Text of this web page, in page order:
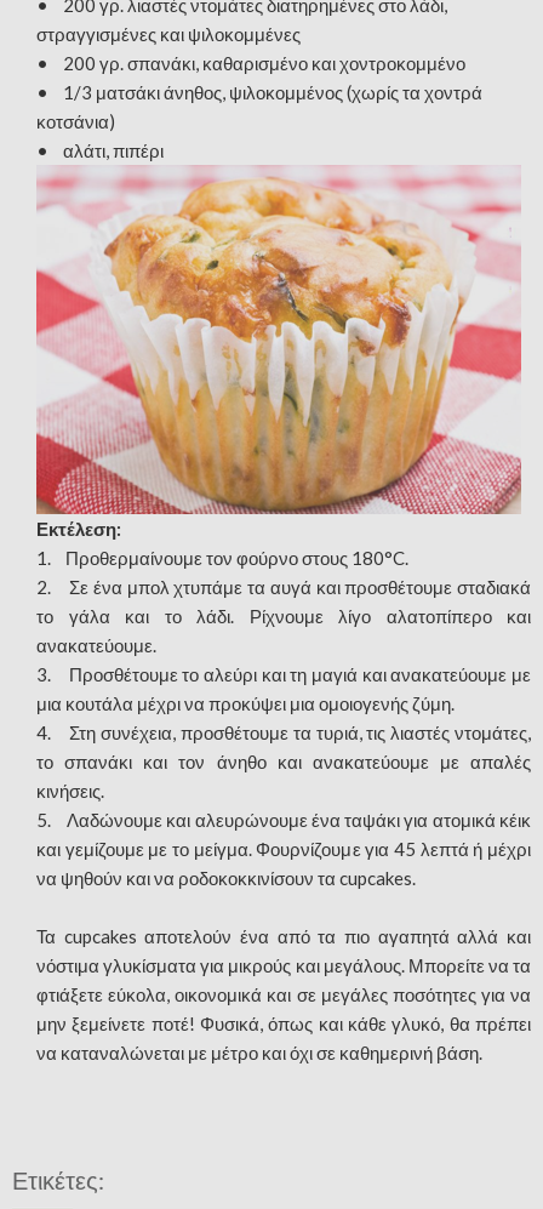
• 200 γρ. λιαστές ντομάτες διατηρημένες στο λάδι,
στραγγισμένες και ψιλοκομμένες
• 200 γρ. σπανάκι, καθαρισμένο και χοντροκομμένο
• 1/3 ματσάκι άνηθος, ψιλοκομμένος (χωρίς τα χοντρά
κοτσάνια)
• αλάτι, πιπέρι
Εκτέλεση:
1. Προθερμαίνουμε τον φούρνο στους 180°C.
2. Σε ένα μπολ χτυπάμε τα αυγά και προσθέτουμε σταδιακά
το γάλα και το λάδι. Ρίχνουμε λίγο αλατοπίπερο και
ανακατεύουμε.
3. Προσθέτουμε το αλεύρι και τη μαγιά και ανακατεύουμε με
μια κουτάλα μέχρι να προκύψει μια ομοιογενής ζύμη.
4. Στη συνέχεια, προσθέτουμε τα τυριά, τις λιαστές ντομάτες,
το σπανάκι και τον άνηθο και ανακατεύουμε με απαλές
κινήσεις.
5. Λαδώνουμε και αλευρώνουμε ένα ταψάκι για ατομικά κέικ
και γεμίζουμε με το μείγμα. Φουρνίζουμε για 45 λεπτά ή μέχρι
να ψηθούν και να ροδοκοκκινίσουν τα cupcakes.
Τα cupcakes αποτελούν ένα από τα πιο αγαπητά αλλά και
νόστιμα γλυκίσματα για μικρούς και μεγάλους. Μπορείτε να τα
φτιάξετε εύκολα, οικονομικά και σε μεγάλες ποσότητες για να
μην ξεμείνετε ποτέ! Φυσικά, όπως και κάθε γλυκό, θα πρέπει
να καταναλώνεται με μέτρο και όχι σε καθημερινή βάση.
Ετικέτες: